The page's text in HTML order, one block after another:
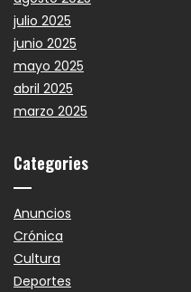
julio 2025
junio 2025
mayo 2025
abril 2025
marzo 2025
Categories
Anuncios
Crónica
Cultura
Deportes